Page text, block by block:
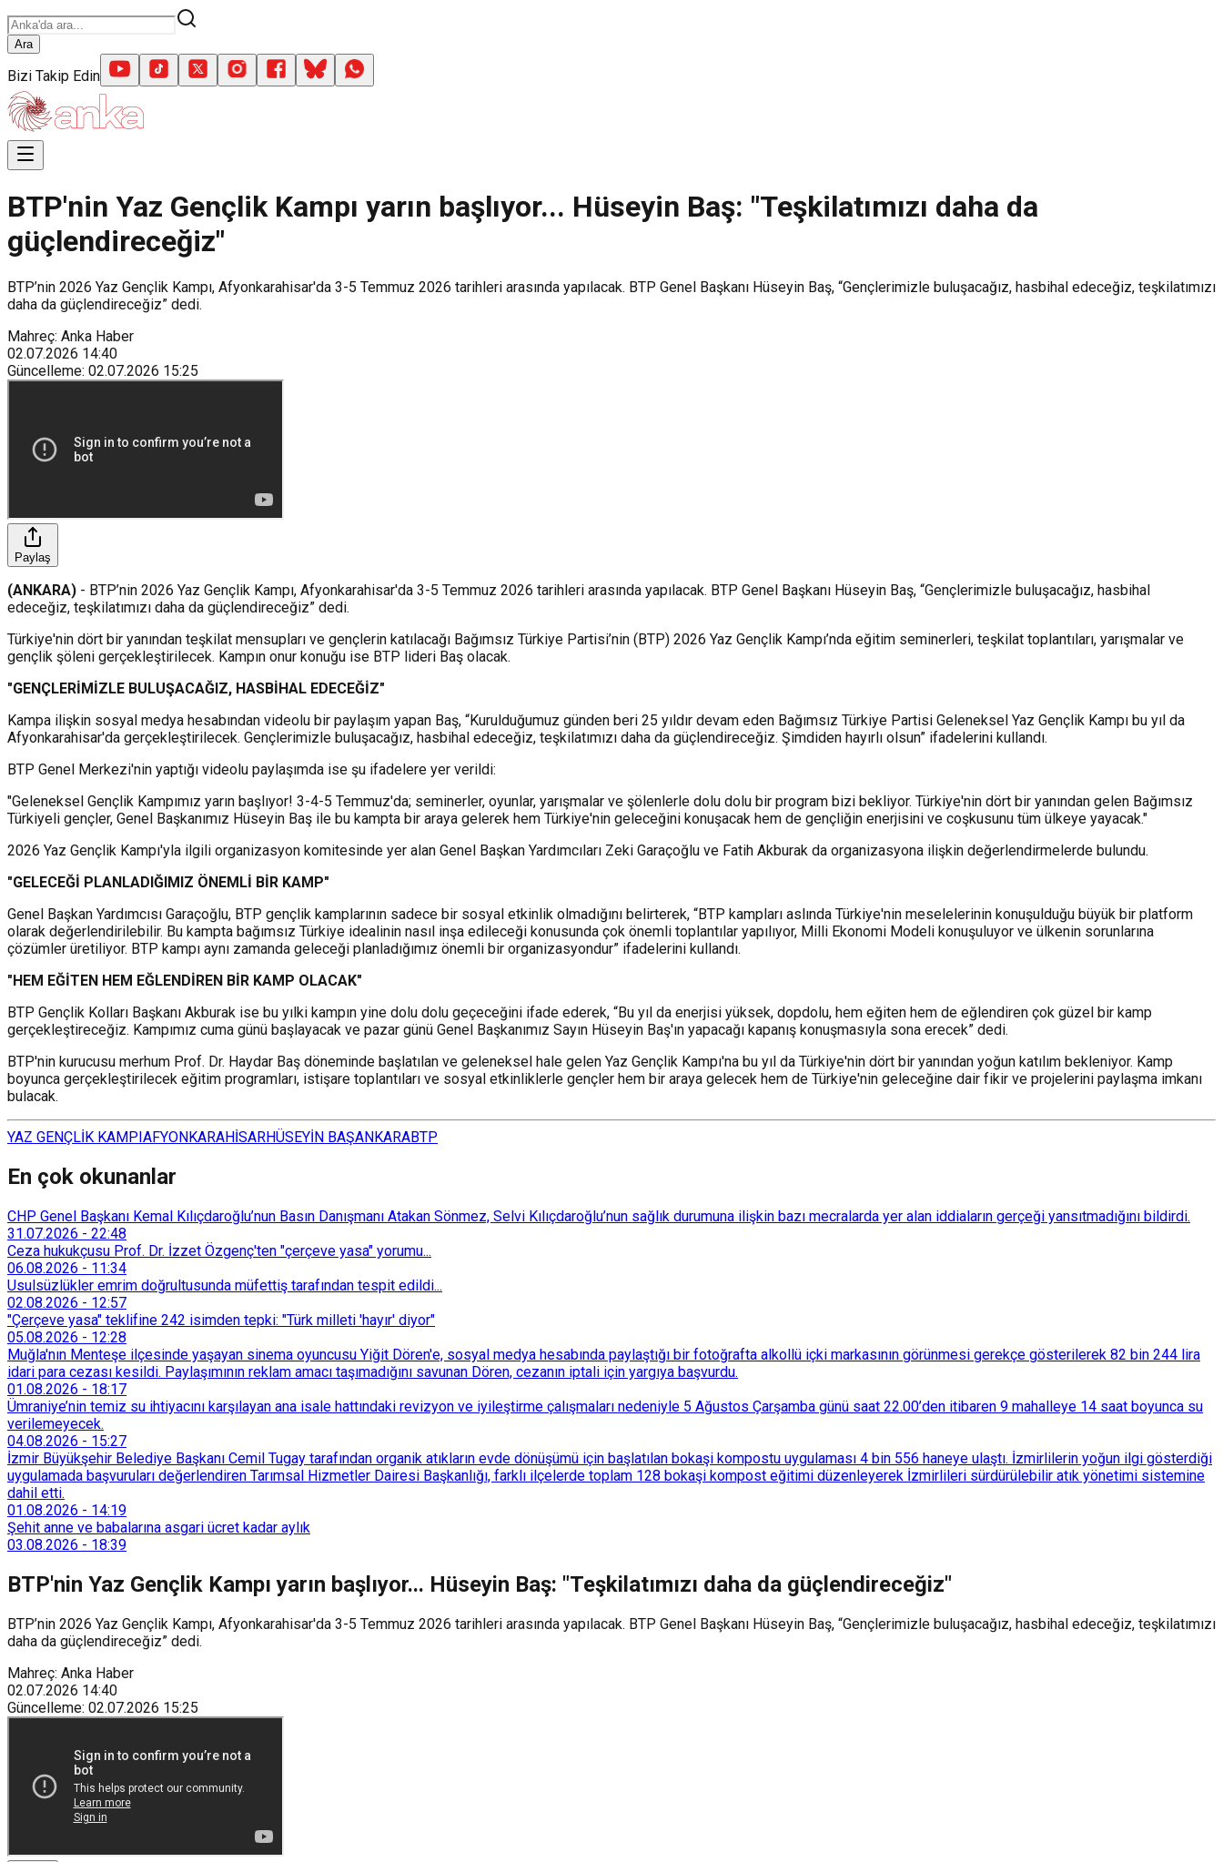
Ara
Bizi Takip Edin
BTP'nin Yaz Gençlik Kampı yarın başlıyor... Hüseyin Baş: "Teşkilatımızı daha da
güçlendireceğiz"
BTP’nin 2026 Yaz Gençlik Kampı, Afyonkarahisar'da 3-5 Temmuz 2026 tarihleri arasında yapılacak. BTP Genel Başkanı Hüseyin Baş, “Gençlerimizle buluşacağız, hasbihal edeceğiz, teşkilatımızı
daha da güçlendireceğiz” dedi.
Mahreç: Anka Haber
02.07.2026 14:40
Güncelleme: 02.07.2026 15:25
Paylaş
(ANKARA) - BTP’nin 2026 Yaz Gençlik Kampı, Afyonkarahisar'da 3-5 Temmuz 2026 tarihleri arasında yapılacak. BTP Genel Başkanı Hüseyin Baş, “Gençlerimizle buluşacağız, hasbihal
edeceğiz, teşkilatımızı daha da güçlendireceğiz” dedi.
Türkiye'nin dört bir yanından teşkilat mensupları ve gençlerin katılacağı Bağımsız Türkiye Partisi’nin (BTP) 2026 Yaz Gençlik Kampı’nda eğitim seminerleri, teşkilat toplantıları, yarışmalar ve
gençlik şöleni gerçekleştirilecek. Kampın onur konuğu ise BTP lideri Baş olacak.
"GENÇLERİMİZLE BULUŞACAĞIZ, HASBİHAL EDECEĞİZ"
Kampa ilişkin sosyal medya hesabından videolu bir paylaşım yapan Baş, “Kurulduğumuz günden beri 25 yıldır devam eden Bağımsız Türkiye Partisi Geleneksel Yaz Gençlik Kampı bu yıl da
Afyonkarahisar'da gerçekleştirilecek. Gençlerimizle buluşacağız, hasbihal edeceğiz, teşkilatımızı daha da güçlendireceğiz. Şimdiden hayırlı olsun” ifadelerini kullandı.
BTP Genel Merkezi'nin yaptığı videolu paylaşımda ise şu ifadelere yer verildi:
"Geleneksel Gençlik Kampımız yarın başlıyor! 3-4-5 Temmuz'da; seminerler, oyunlar, yarışmalar ve şölenlerle dolu dolu bir program bizi bekliyor. Türkiye'nin dört bir yanından gelen Bağımsız
Türkiyeli gençler, Genel Başkanımız Hüseyin Baş ile bu kampta bir araya gelerek hem Türkiye'nin geleceğini konuşacak hem de gençliğin enerjisini ve coşkusunu tüm ülkeye yayacak."
2026 Yaz Gençlik Kampı'yla ilgili organizasyon komitesinde yer alan Genel Başkan Yardımcıları Zeki Garaçoğlu ve Fatih Akburak da organizasyona ilişkin değerlendirmelerde bulundu.
"GELECEĞİ PLANLADIĞIMIZ ÖNEMLİ BİR KAMP"
Genel Başkan Yardımcısı Garaçoğlu, BTP gençlik kamplarının sadece bir sosyal etkinlik olmadığını belirterek, “BTP kampları aslında Türkiye'nin meselelerinin konuşulduğu büyük bir platform
olarak değerlendirilebilir. Bu kampta bağımsız Türkiye idealinin nasıl inşa edileceği konusunda çok önemli toplantılar yapılıyor, Milli Ekonomi Modeli konuşuluyor ve ülkenin sorunlarına
çözümler üretiliyor. BTP kampı aynı zamanda geleceği planladığımız önemli bir organizasyondur” ifadelerini kullandı.
"HEM EĞİTEN HEM EĞLENDİREN BİR KAMP OLACAK"
BTP Gençlik Kolları Başkanı Akburak ise bu yılki kampın yine dolu dolu geçeceğini ifade ederek, “Bu yıl da enerjisi yüksek, dopdolu, hem eğiten hem de eğlendiren çok güzel bir kamp
gerçekleştireceğiz. Kampımız cuma günü başlayacak ve pazar günü Genel Başkanımız Sayın Hüseyin Baş'ın yapacağı kapanış konuşmasıyla sona erecek” dedi.
BTP'nin kurucusu merhum Prof. Dr. Haydar Baş döneminde başlatılan ve geleneksel hale gelen Yaz Gençlik Kampı'na bu yıl da Türkiye'nin dört bir yanından yoğun katılım bekleniyor. Kamp
boyunca gerçekleştirilecek eğitim programları, istişare toplantıları ve sosyal etkinliklerle gençler hem bir araya gelecek hem de Türkiye'nin geleceğine dair fikir ve projelerini paylaşma imkanı
bulacak.
YAZ GENÇLİK KAMPIAFYONKARAHİSARHÜSEYİN BAŞANKARABTP
En çok okunanlar
CHP Genel Başkanı Kemal Kılıçdaroğlu’nun Basın Danışmanı Atakan Sönmez, Selvi Kılıçdaroğlu’nun sağlık durumuna ilişkin bazı mecralarda yer alan iddiaların gerçeği yansıtmadığını bildirdi.
31.07.2026 - 22:48
Ceza hukukçusu Prof. Dr. İzzet Özgenç'ten "çerçeve yasa" yorumu...
06.08.2026 - 11:34
Usulsüzlükler emrim doğrultusunda müfettiş tarafından tespit edildi...
02.08.2026 - 12:57
"Çerçeve yasa" teklifine 242 isimden tepki: "Türk milleti 'hayır' diyor"
05.08.2026 - 12:28
Muğla'nın Menteşe ilçesinde yaşayan sinema oyuncusu Yiğit Dören'e, sosyal medya hesabında paylaştığı bir fotoğrafta alkollü içki markasının görünmesi gerekçe gösterilerek 82 bin 244 lira
idari para cezası kesildi. Paylaşımının reklam amacı taşımadığını savunan Dören, cezanın iptali için yargıya başvurdu.
01.08.2026 - 18:17
Ümraniye’nin temiz su ihtiyacını karşılayan ana isale hattındaki revizyon ve iyileştirme çalışmaları nedeniyle 5 Ağustos Çarşamba günü saat 22.00’den itibaren 9 mahalleye 14 saat boyunca su
verilemeyecek.
04.08.2026 - 15:27
İzmir Büyükşehir Belediye Başkanı Cemil Tugay tarafından organik atıkların evde dönüşümü için başlatılan bokaşi kompostu uygulaması 4 bin 556 haneye ulaştı. İzmirlilerin yoğun ilgi gösterdiği
uygulamada başvuruları değerlendiren Tarımsal Hizmetler Dairesi Başkanlığı, farklı ilçelerde toplam 128 bokaşi kompost eğitimi düzenleyerek İzmirlileri sürdürülebilir atık yönetimi sistemine
dahil etti.
01.08.2026 - 14:19
Şehit anne ve babalarına asgari ücret kadar aylık
03.08.2026 - 18:39
BTP'nin Yaz Gençlik Kampı yarın başlıyor... Hüseyin Baş: "Teşkilatımızı daha da güçlendireceğiz"
BTP’nin 2026 Yaz Gençlik Kampı, Afyonkarahisar'da 3-5 Temmuz 2026 tarihleri arasında yapılacak. BTP Genel Başkanı Hüseyin Baş, “Gençlerimizle buluşacağız, hasbihal edeceğiz, teşkilatımızı
daha da güçlendireceğiz” dedi.
Mahreç: Anka Haber
02.07.2026 14:40
Güncelleme: 02.07.2026 15:25